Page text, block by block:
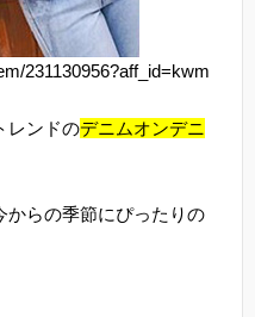
231130956?aff_id=kwm
レンドのデニムオンデニ
からの季節にぴったりの